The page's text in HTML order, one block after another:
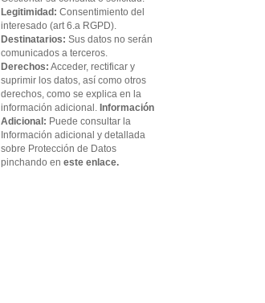
Legitimidad: Consentimiento del
interesado (art 6.a RGPD).
Destinatarios: Sus datos no serán
comunicados a terceros.
Derechos: Acceder, rectificar y
suprimir los datos, así como otros
derechos, como se explica en la
información adicional.Información
Adicional: Puede consultar la
Información adicional y detallada
sobre Protección de Datos
pinchando eneste enlace.